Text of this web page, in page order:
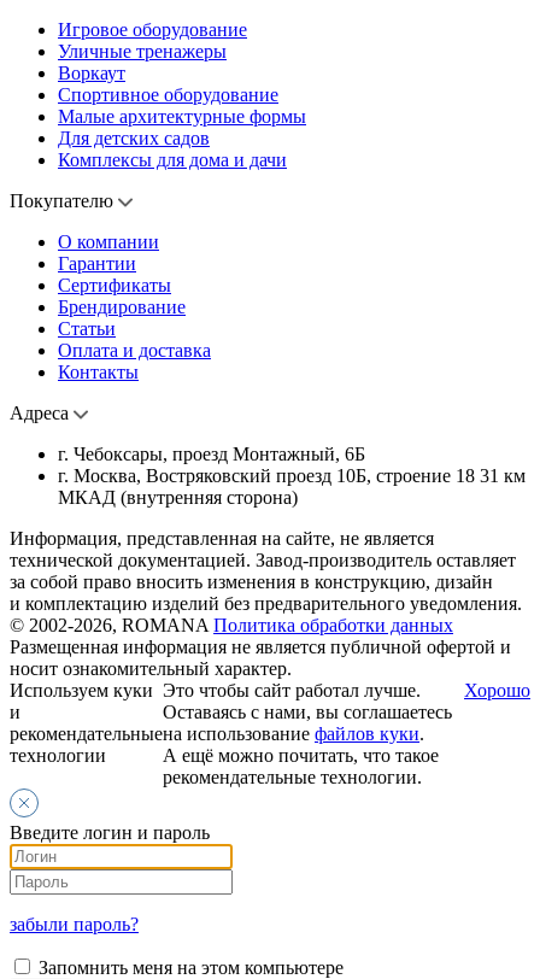
Игровое оборудование
Уличные тренажеры
Воркаут
Спортивное оборудование
Малые архитектурные формы
Для детских садов
Комплексы для дома и дачи
Покупателю
О компании
Гарантии
Сертификаты
Брендирование
Статьи
Оплата и доставка
Контакты
Адреса
г. Чебоксары, проезд Монтажный, 6Б
г. Москва, Востряковский проезд 10Б, строение 18 31 км
МКАД (внутренняя сторона)
Информация, представленная на сайте, не является
технической документацией. Завод-производитель оставляет
за собой право вносить изменения в конструкцию, дизайн
и комплектацию изделий без предварительного уведомления.
© 2002-2026, ROMANA Политика обработки данных
Размещенная информация не является публичной офертой и
носит ознакомительный характер.
Используем куки
и
рекомендательные
технологии
Это чтобы сайт работал лучше.
Оставаясь с нами, вы соглашаетесь
на использование файлов куки.
А ещё можно почитать, что такое
рекомендательные технологии.
Хорошо
Введите логин и пароль
забыли пароль?
Запомнить меня на этом компьютере